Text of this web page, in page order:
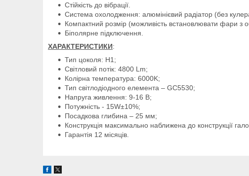
Стійкість до вібрації.
Система охолодження: алюмінієвий радіатор (без
Компактний розмір (можливість встановлювати фари з
Біполярне підключення.
ХАРАКТЕРИСТИКИ:
Тип цоколя: H1;
Світловий потік: 4800 Lm;
Колірна температура: 6000K;
Тип світлодіодного елемента – GC5530;
Напруга живлення: 9-16 В;
Потужність - 15W±10%;
Посадкова глибина – 25 мм;
Конструкція максимально наближена до конструкції
Гарантія 12 місяців.